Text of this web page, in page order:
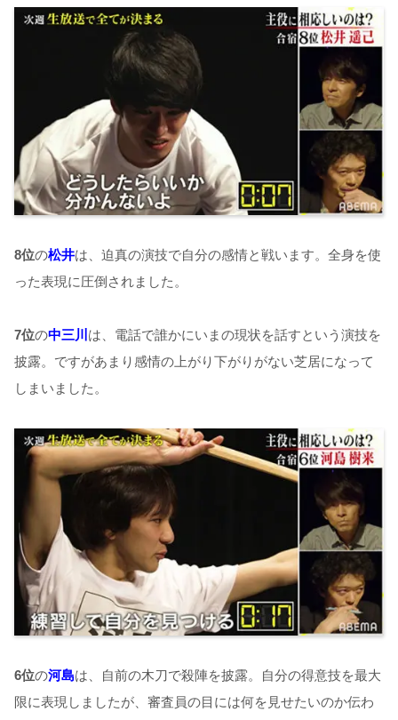
8位の松井は、迫真の演技で自分の感情と戦います。全身を使
った表現に圧倒されました。
7位の中三川 は、電話で誰かにいまの現状を話すという演技を
披露。ですがあまり感情の上がり下がりがない芝居になって
しまいました。
6位の河島は、自前の木刀で殺陣を披露。自分の得意技を最大
限に表現しましたが、審査員の目には何を見せたいのか伝わ